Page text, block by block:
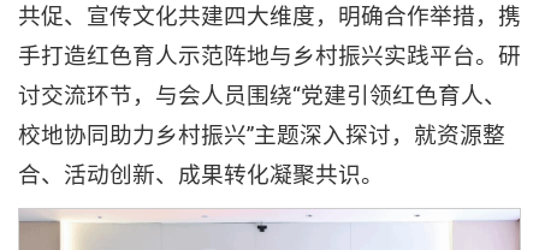
共促、宣传文化共建四大维度，明确合作举措，携
手打造红色育人示范阵地与乡村振兴实践平台。研
讨交流环节，与会人员围绕“党建引领红色育人、
校地协同助力乡村振兴”主题深入探讨，就资源整
合、活动创新、成果转化凝聚共识。